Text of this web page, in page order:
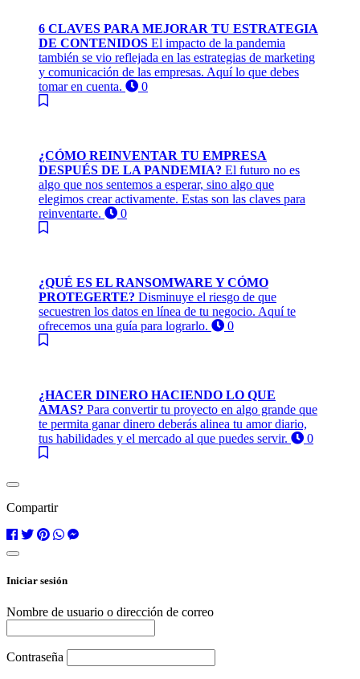
6 CLAVES PARA MEJORAR TU ESTRATEGIA
DE CONTENIDOS El impacto de la pandemia
también se vio reflejada en las estrategias de marketing
y comunicación de las empresas. Aquí lo que debes
tomar en cuenta.
0
¿CÓMO REINVENTAR TU EMPRESA
DESPUÉS DE LA PANDEMIA? El futuro no es
algo que nos sentemos a esperar, sino algo que
elegimos crear activamente. Estas son las claves para
reinventarte.
0
¿QUÉ ES EL RANSOMWARE Y CÓMO
PROTEGERTE? Disminuye el riesgo de que
secuestren los datos en línea de tu negocio. Aquí te
ofrecemos una guía para lograrlo.
0
¿HACER DINERO HACIENDO LO QUE
AMAS? Para convertir tu proyecto en algo grande que
te permita ganar dinero deberás alinea tu amor diario,
tus habilidades y el mercado al que puedes servir.
0
Compartir
Iniciar sesión
Nombre de usuario o dirección de correo
Contraseña